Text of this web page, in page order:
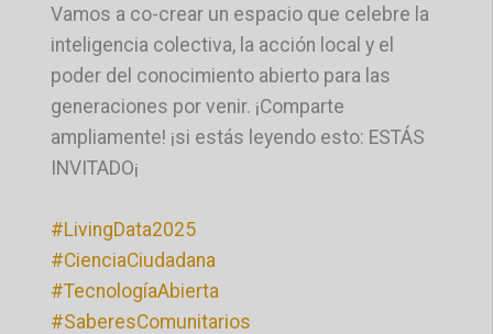
Vamos a co-crear un espacio que celebre la
inteligencia colectiva, la acción local y el
poder del conocimiento abierto para las
generaciones por venir. ¡Comparte
ampliamente! ¡si estás leyendo esto: ESTÁS
INVITADO¡
#LivingData2025
#CienciaCiudadana
#TecnologíaAbierta
#SaberesComunitarios